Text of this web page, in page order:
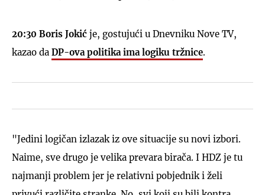
20:30 Boris Jokić je, gostujući u Dnevniku Nove TV,
kazao da DP-ova politika ima logiku tržnice.
"Jedini logičan izlazak iz ove situacije su novi izbori.
Naime, sve drugo je velika prevara birača. I HDZ je tu
najmanji problem jer je relativni pobjednik i želi